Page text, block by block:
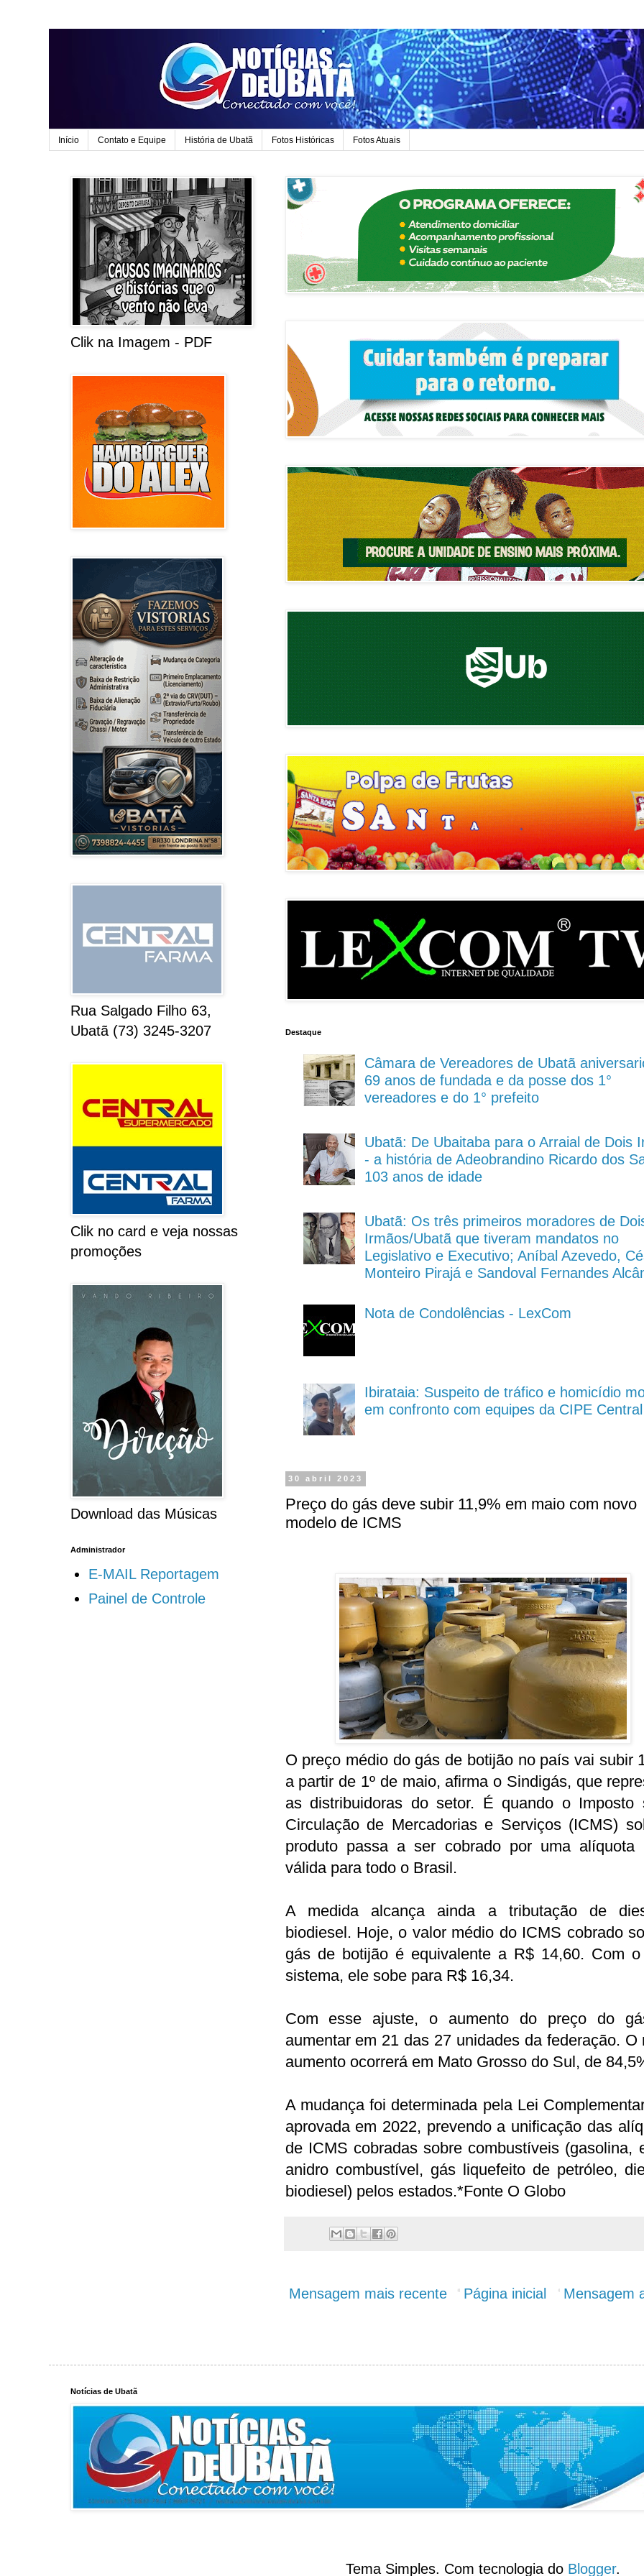
Início Contato e Equipe História de Ubatã Fotos Históricas Fotos Atuais
Destaque
Câmara de Vereadores de Ubatã
69 anos de fundada e da posse dos 1°
vereadores e do 1° prefeito
Ubatã: De Ubaitaba para o Arraial de Dois
- a história de Adeobrandino Ricardo dos
103 anos de idade
Ubatã: Os três primeiros moradores de
Irmãos/Ubatã que tiveram mandatos no
Legislativo e Executivo; Aníbal Azevedo,
Monteiro Pirajá e Sandoval Fernandes
Nota de Condolências - LexCom
Ibirataia: Suspeito de tráfico e homicídio
em confronto com equipes da CIPE Central
30 abril 2023
Preço do gás deve subir 11,9% em maio com novo
modelo de ICMS
O preço médio do gás de botijão no país vai subir
a partir de 1º de maio, afirma o Sindigás, que
as distribuidoras do setor. É quando o Imposto
Circulação de Mercadorias e Serviços (ICMS)
produto passa a ser cobrado por uma alíquota
válida para todo o Brasil.
A medida alcança ainda a tributação de
biodiesel. Hoje, o valor médio do ICMS cobrado
gás de botijão é equivalente a R$ 14,60. Com o
sistema, ele sobe para R$ 16,34.
Com esse ajuste, o aumento do preço do
aumentar em 21 das 27 unidades da federação. O
aumento ocorrerá em Mato Grosso do Sul, de
A mudança foi determinada pela Lei
aprovada em 2022, prevendo a unificação das
de ICMS cobradas sobre combustíveis (gasolina,
anidro combustível, gás liquefeito de petróleo,
biodiesel) pelos estados.*Fonte O Globo
Mensagem mais recente Mensagem
Página inicial
Clik na Imagem - PDF
Rua Salgado Filho 63,
Ubatã (73) 3245-3207
Clik no card e veja nossas
promoções
Download das Músicas
Administrador
E-MAIL Reportagem
Painel de Controle
Notícias de Ubatã
Tema Simples. Com tecnologia do Blogger.